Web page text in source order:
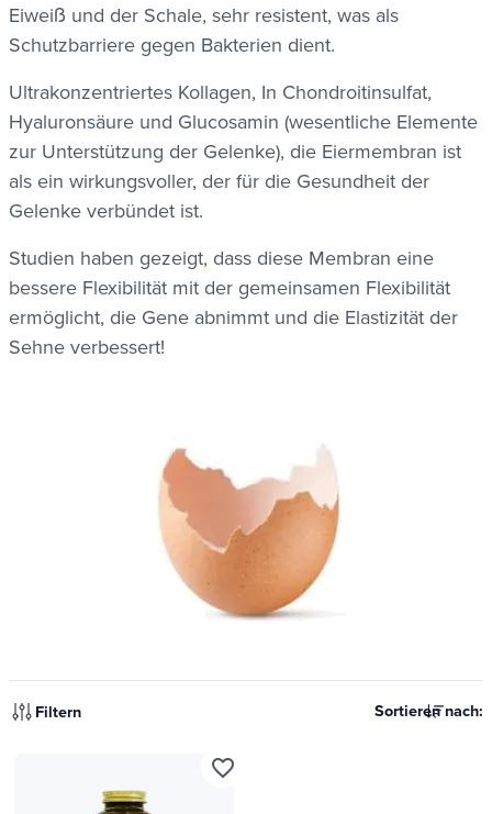
Eiweiß und der Schale, sehr resistent, was als
Schutzbarriere gegen Bakterien dient.
Ultrakonzentriertes Kollagen, In Chondroitinsulfat,
Hyaluronsäure und Glucosamin (wesentliche Elemente
zur Unterstützung der Gelenke), die Eiermembran ist
als ein wirkungsvoller, der für die Gesundheit der
Gelenke verbündet ist.
Studien haben gezeigt, dass diese Membran eine
bessere Flexibilität mit der gemeinsamen Flexibilität
ermöglicht, die Gene abnimmt und die Elastizität der
Sehne verbessert!
Filtern Sortieren nach:
favorite_border